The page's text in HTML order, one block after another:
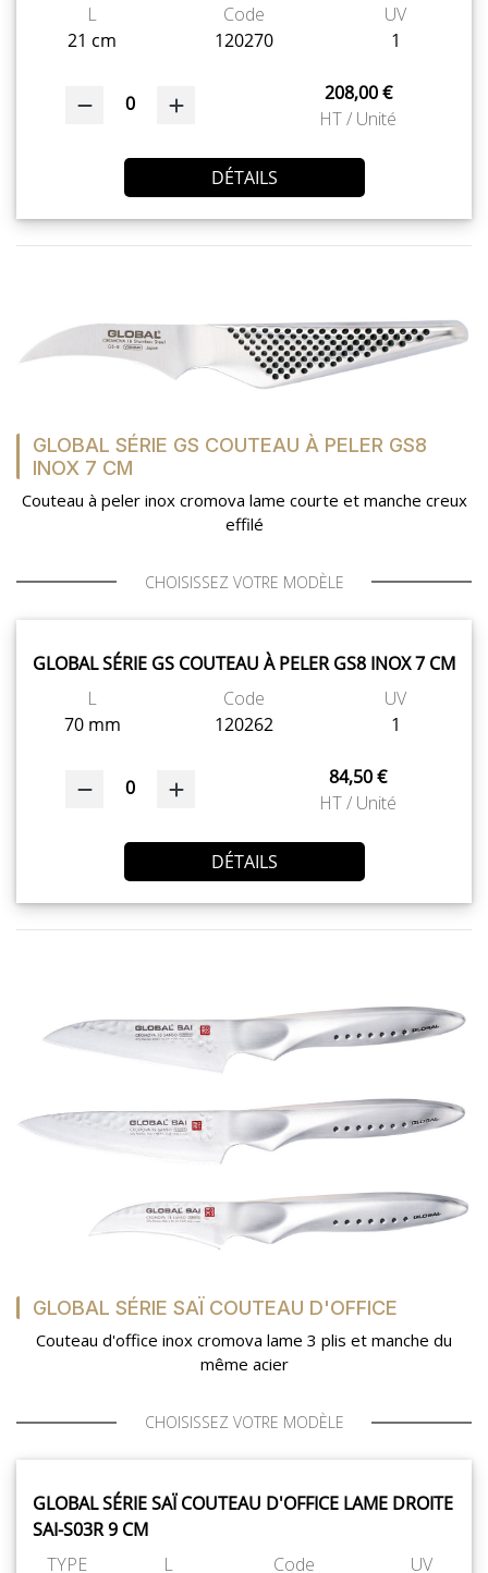
L
21 cm
Code
120270
UV
1
0
208,00 €
HT / Unité
DÉTAILS
GLOBAL SÉRIE GS COUTEAU À PELER GS8
INOX 7 CM
Couteau à peler inox cromova lame courte et manche creux
effilé
CHOISISSEZ VOTRE MODÈLE
GLOBAL SÉRIE GS COUTEAU À PELER GS8 INOX 7 CM
L
70 mm
Code
120262
UV
1
0
84,50 €
HT / Unité
DÉTAILS
GLOBAL SÉRIE SAÏ COUTEAU D'OFFICE
Couteau d'office inox cromova lame 3 plis et manche du
même acier
CHOISISSEZ VOTRE MODÈLE
GLOBAL SÉRIE SAÏ COUTEAU D'OFFICE LAME DROITE
SAI-S03R 9 CM
TYPE
L Code UV